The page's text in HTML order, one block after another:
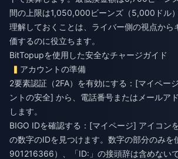
間の上限は1,050,000ビーンズ（5,000ドル
理解しておくことは、ライバー側の視点から
価するのに役立ちます。
BitTopupを使用した安全なチャージガイド
アカウントの準備
2要素認証（2FA）を有効にする：[マイペー
ントの安全] から、電話番号またはメールア
します。
BIGO IDを確認する：[マイページ] アイコン
の数字のIDを見つけます。数字の部分のみを
901216366）、「ID:」の接頭辞は含めない